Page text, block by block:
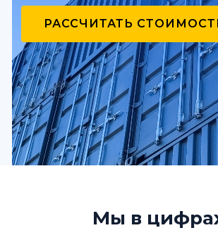
РАССЧИТАТЬ
Мы в